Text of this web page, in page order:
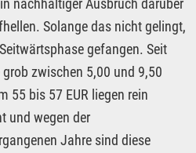
nachhaltiger Ausbruch darüber
Solange das nicht gelingt,
gefangen. Seit
zwischen 5,00 und 9,50
55 bis 57 EUR liegen rein
und wegen der
Jahre sind diese